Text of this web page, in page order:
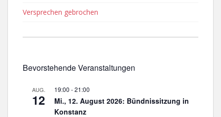
Versprechen gebrochen
Bevorstehende Veranstaltungen
AUG.
12
19:00 -21:00
Mi., 12. August 2026: Bündnissitzung in
Konstanz